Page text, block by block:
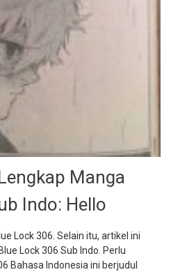
Manga
Indo: Hello
Lock 306. Selain itu, artikel ini
Lock 306 Sub Indo. Perlu
Bahasa Indonesia ini berjudul